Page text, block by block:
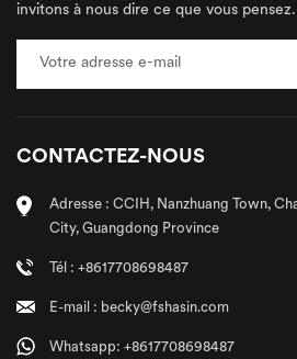
invitons à nous dire ce que vous pensez.
CONTACTEZ-NOUS
Adresse : CCIH, Nanzhuang Town,
City, Guangdong Province
Tél : +8617708698487
E-mail : becky@fshasin.com
Whatsapp: +8617708698487